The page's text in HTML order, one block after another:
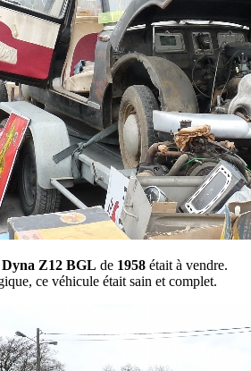
Z12 BGL de 1958 était à vendre.
ce véhicule était sain et complet.